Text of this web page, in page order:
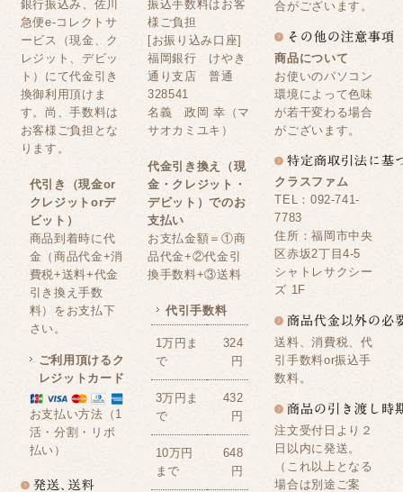
銀行振込み、佐川
急便e-コレクトサ
ービス（現金、ク
レジット、デビッ
ト）にて代金引き
換御利用頂けま
す。尚、手数料は
お客様ご負担とな
ります。
代引き（現金or
クレジットorデ
ビット）
商品到着時に代
金（商品代金+消
費税+送料+代金
引き換え手数
料）をお支払下
さい。
ご利用頂けるク
レジットカード
お支払い方法（1
活・分割・リボ
払い）
振込手数料はお客
様ご負担
[お振り込み口座]
福岡銀行 けやき
通り支店 普通
328541
名義 政岡 幸（マ
サオカミユキ）
代金引き換え（現
金・クレジット・
デビット）でのお
支払い
お支払金額＝①商
品代金+②代金引
換手数料+③送料
代引手数料
1万円ま
で
324
円
3万円ま
で
432
円
10万円
まで
648
円
合がございます。
商品について
お使いのパソコン
環境によって色味
が若干変わる場合
がございます。
クラスファム
TEL：092-741-
7783
住所：福岡市中央
区赤坂2丁目4-5
シャトレサクシー
ズ 1F
送料、消費税、代
引手数料or振込手
数料。
注文受付日より２
日以内に発送。
（これ以上となる
場合は別途ご案